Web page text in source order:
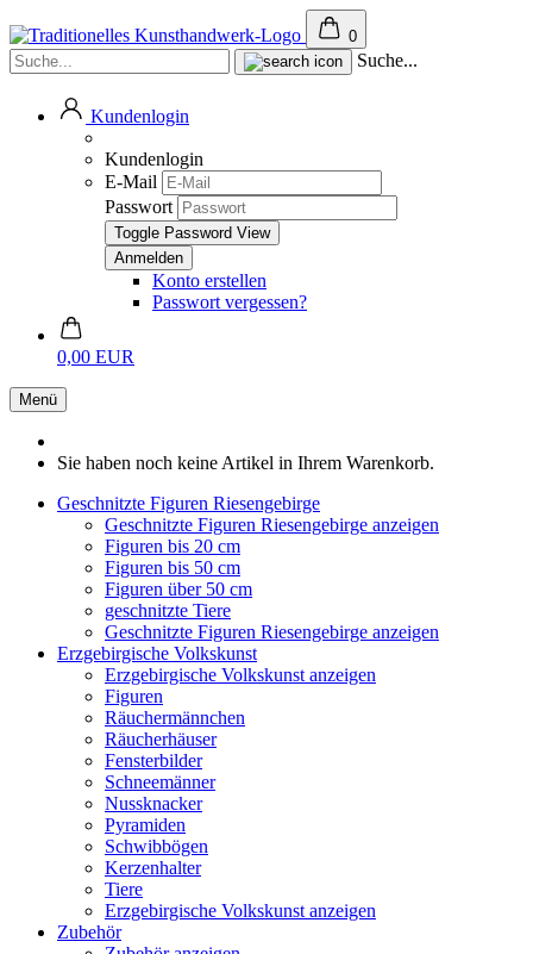
0
Suche...
Kundenlogin
Kundenlogin
E-Mail
Passwort
Toggle Password View
Konto erstellen
Passwort vergessen?
0,00 EUR
Menü
Sie haben noch keine Artikel in Ihrem Warenkorb.
Geschnitzte Figuren Riesengebirge
Geschnitzte Figuren Riesengebirge anzeigen
Figuren bis 20 cm
Figuren bis 50 cm
Figuren über 50 cm
geschnitzte Tiere
Geschnitzte Figuren Riesengebirge anzeigen
Erzgebirgische Volkskunst
Erzgebirgische Volkskunst anzeigen
Figuren
Räuchermännchen
Räucherhäuser
Fensterbilder
Schneemänner
Nussknacker
Pyramiden
Schwibbögen
Kerzenhalter
Tiere
Erzgebirgische Volkskunst anzeigen
Zubehör